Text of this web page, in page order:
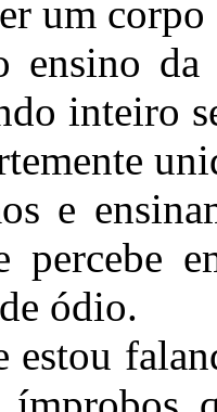
um
ensino
inteiro
e
percebe
ódio.
estou